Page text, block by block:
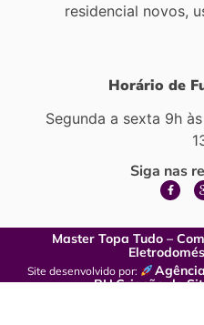
residencial novos,
Horário de
Segunda a sexta 9h
Siga nas
Master Topa Tudo –
Site desenvolvido por:
BHCriação de